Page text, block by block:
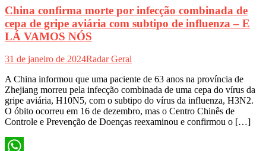
China confirma morte por infecção combinada de
cepa de gripe aviária com subtipo de influenza – E
LÁ VAMOS NÓS
31 de janeiro de 2024Radar Geral
A China informou que uma paciente de 63 anos na província de
Zhejiang morreu pela infecção combinada de uma cepa do vírus da
gripe aviária, H10N5, com o subtipo do vírus da influenza, H3N2.
O óbito ocorreu em 16 de dezembro, mas o Centro Chinês de
Controle e Prevenção de Doenças reexaminou e confirmou o […]